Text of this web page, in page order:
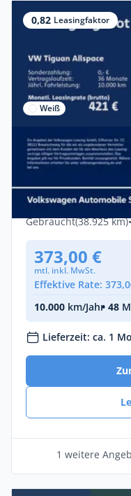
0,82 Leasingfaktor
Weiß
Privat & Gewerbe
Volkswagen
DSG Navi
Benzin •Automatik •
Gebraucht(38.925 km)
373,00 €
mtl. inkl. MwSt.
Effektive Rate:
10.000 km/Jahr• 48
Lieferzeit: ca. 1
1 weitere